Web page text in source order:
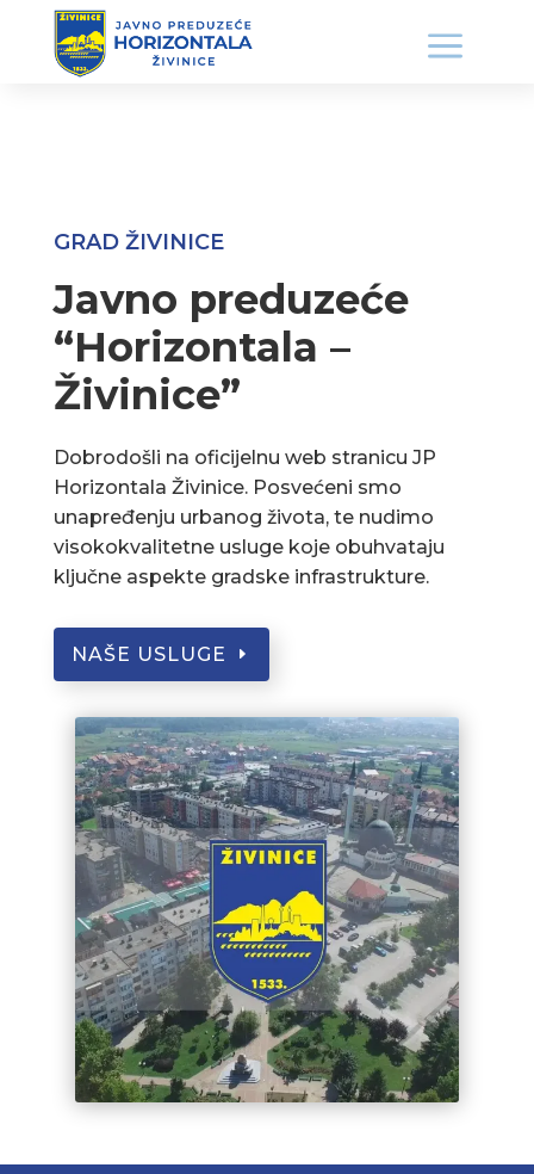
GRAD ŽIVINICE
Javno preduzeće
“Horizontala –
Živinice”
Dobrodošli na oficijelnu web stranicu JP
Horizontala Živinice. Posvećeni smo
unapređenju urbanog života, te nudimo
visokokvalitetne usluge koje obuhvataju
ključne aspekte gradske infrastrukture.
NAŠE USLUGE